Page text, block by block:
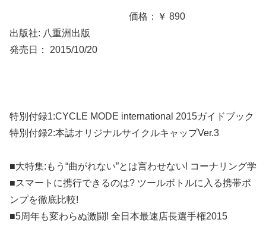
価格：￥ 890
出版社: 八重洲出版
発売日： 2015/10/20
特別付録1:CYCLE MODE international 2015ガイドブック
特別付録2:本誌オリジナルサイクルキャップVer.3
■大特集:もう“曲がれない”とは言わせない! コーナリング学
■スマートに携行できるのは? ツールボトルに入る携帯ポ
ンプを徹底比較!
■5周年も変わらぬ激闘! 全日本最速店長選手権2015